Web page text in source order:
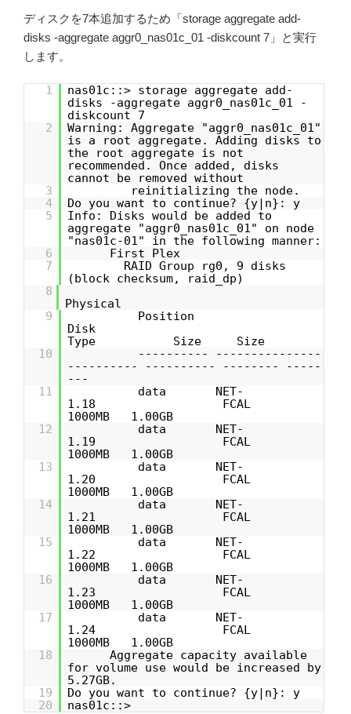
ディスクを7本追加するため「storage aggregate add-
disks -aggregate aggr0_nas01c_01 -diskcount 7」と実行
します。
1
nas01c::> storage aggregate add-
disks -aggregate aggr0_nas01c_01 -
diskcount 7
2
Warning: Aggregate "aggr0_nas01c_01"
is a root aggregate. Adding disks to
the root aggregate is not
recommended. Once added, disks
cannot be removed without
3
reinitializing the node.
4
Do you want to continue? {y|n}: y
5
Info: Disks would be added to
aggregate "aggr0_nas01c_01" on node
"nas01c-01" in the following manner:
6
First Plex
7
RAID Group rg0, 9 disks
(block checksum, raid_dp)
8
Physical
9
Position
Disk
Type Size Size
10
---------- ---------------
---------- ---------- -------- -----
---
11
data NET-
1.18 FCAL
1000MB 1.00GB
12
data NET-
1.19 FCAL
1000MB 1.00GB
13
data NET-
1.20 FCAL
1000MB 1.00GB
14
data NET-
1.21 FCAL
1000MB 1.00GB
15
data NET-
1.22 FCAL
1000MB 1.00GB
16
data NET-
1.23 FCAL
1000MB 1.00GB
17
data NET-
1.24 FCAL
1000MB 1.00GB
18
Aggregate capacity available
for volume use would be increased by
5.27GB.
19
Do you want to continue? {y|n}: y
20
nas01c::>